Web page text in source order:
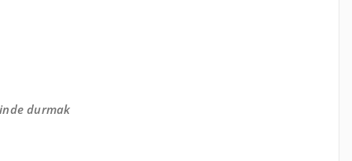
durmak